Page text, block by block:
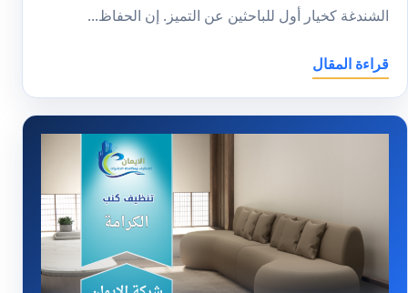
الشندغة كخيار أول للباحثين عن التميز. إن الحفاظ...
قراءة المقال